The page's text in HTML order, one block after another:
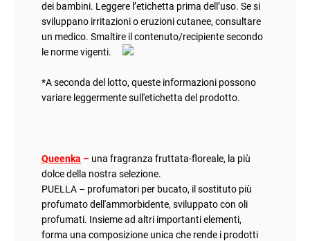
dei bambini. Leggere l’etichetta prima dell’uso. Se si
sviluppano irritazioni o eruzioni cutanee, consultare
un medico. Smaltire il contenuto/recipiente secondo
le norme vigenti.
*A seconda del lotto, queste informazioni possono
variare leggermente sull'etichetta del prodotto.
Queenka – una fragranza fruttata-floreale, la più
dolce della nostra selezione.
PUELLA – profumatori per bucato, il sostituto più
profumato dell'ammorbidente, sviluppato con oli
profumati. Insieme ad altri importanti elementi,
forma una composizione unica che rende i prodotti